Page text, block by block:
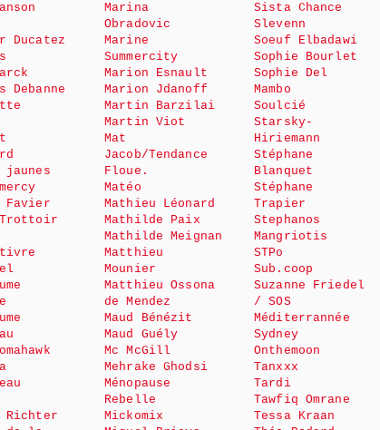
Ducatez
Debanne
Trottoir
Richter
Marina
Obradovic
Marine
Summercity
Marion Esnault
Marion Jdanoff
Martin Barzilai
Martin Viot
Mat
Jacob/Tendance
Floue.
Matéo
Mathieu Léonard
Mathilde Paix
Mathilde Meignan
Matthieu
Mounier
Matthieu Ossona
de Mendez
Maud Bénézit
Maud Guély
Mc McGill
Mehrake Ghodsi
Ménopause
Rebelle
Mickomix
Sista Chance
Slevenn
Soeuf Elbadawi
Sophie Bourlet
Sophie Del
Mambo
Soulcié
Starsky-
Hiriemann
Stéphane
Blanquet
Stéphane
Trapier
Stephanos
Mangriotis
STPo
Sub.coop
Suzanne Friedel
/ SOS
Méditerrannée
Sydney
Onthemoon
Tanxxx
Tardi
Tawfiq Omrane
Tessa Kraan